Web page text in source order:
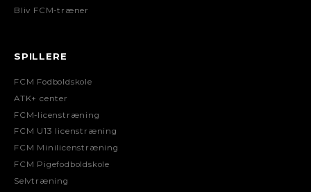
Bliv FCM-træner
SPILLERE
FCM Fodboldskole
ATK+ center
FCM-licenstræning
FCM U13 licenstræning
FCM Minilicenstræning
FCM Pigefodboldskole
Selvtræning